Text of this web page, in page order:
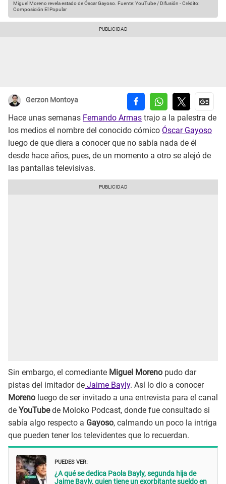
Miguel Moreno revela estado de Óscar Gayoso. Fuente: YouTube / Difusión -Crédito:
Composición El Popular
Gerzon Montoya
Hace unas semanas Fernando Armas trajo a la palestra de
los medios el nombre del conocido cómico Óscar Gayoso
luego de que diera a conocer que no sabía nada de él
desde hace años, pues, de un momento a otro se alejó de
las pantallas televisivas.
Sin embargo, el comediante Miguel Moreno pudo dar
pistas del imitador de Jaime Bayly. Así lo dio a conocer
Moreno luego de ser invitado a una entrevista para el canal
de YouTubede Moloko Podcast, donde fue consultado si
sabía algo respecto a Gayoso, calmando un poco la intriga
que pueden tener los televidentes que lo recuerdan.
PUEDES VER:
¿A qué se dedica Paola Bayly, segunda hija de
Jaime Bayly, quien tiene un exorbitante sueldo en